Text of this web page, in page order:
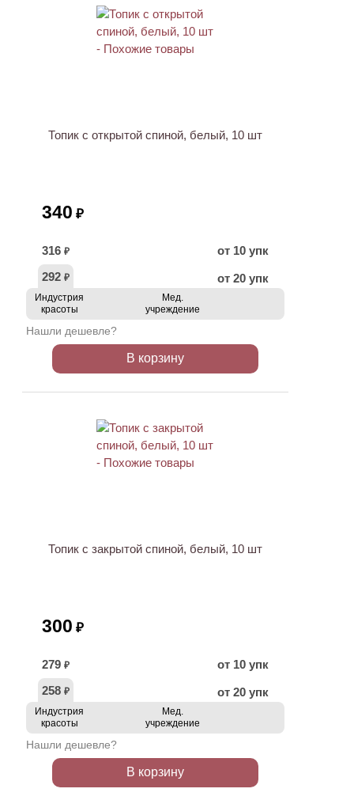
Топик с открытой спиной, белый, 10 шт
340 ₽
316 ₽
от 10 упк
292 ₽ от 20 упк
Индустрия
красоты
Мед.
учреждение
Нашли дешевле?
В корзину
Топик с закрытой спиной, белый, 10 шт
300 ₽
279 ₽
от 10 упк
258 ₽ от 20 упк
Индустрия
красоты
Мед.
учреждение
Нашли дешевле?
В корзину